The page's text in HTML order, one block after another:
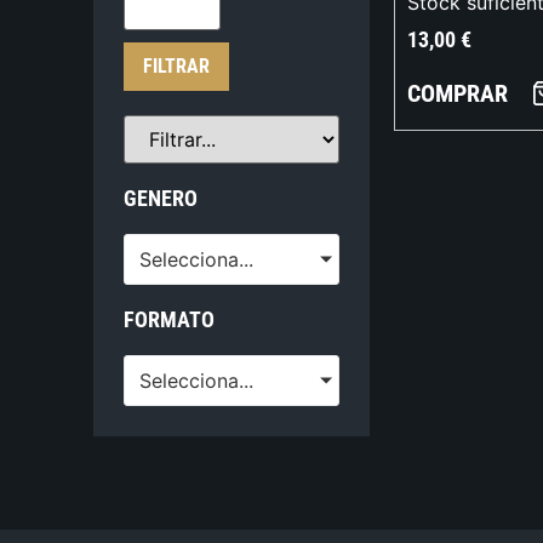
FILTRAR
GENERO
Selecciona...
FORMATO
Selecciona...
13,00€
COMPRAR